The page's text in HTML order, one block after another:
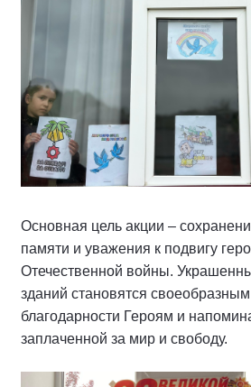
Основная цель акции –
памяти и уважения к подвигу
Отечественной войны.
зданий становятся
благодарности Героям и
заплаченной за мир и свободу.